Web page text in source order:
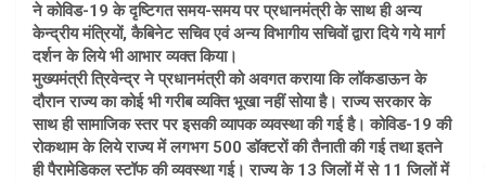
ने कोविड-19 के दृष्टिगत समय-समय पर प्रधानमंत्री के साथ ही अन्य
केन्द्रीय मंत्रियों, कैबिनेट सचिव एवं अन्य विभागीय सचिवों द्वारा दिये गये मार्ग
दर्शन के लिये भी आभार व्यक्त किया।
मुख्यमंत्री त्रिवेन्द्र ने प्रधानमंत्री को अवगत कराया कि लॉकडाऊन के
दौरान राज्य का कोई भी गरीब व्यक्ति भूखा नहीं सोया है। राज्य सरकार के
साथ ही सामाजिक स्तर पर इसकी व्यापक व्यवस्था की गई है। कोविड-19 की
रोकथाम के लिये राज्य में लगभग 500 डॉक्टरों की तैनाती की गई तथा इतने
ही पैरामेडिकल स्टॉफ की व्यवस्था गई। राज्य के 13 जिलों में से 11 जिलों में